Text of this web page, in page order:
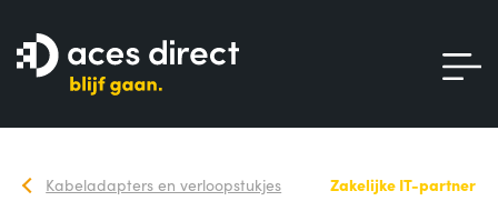
Kabeladapters en verloopstukjes Zakelijke IT-partner